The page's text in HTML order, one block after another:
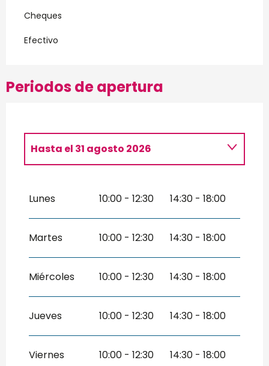
Cheques
Efectivo
Periodos de apertura
Del1 mayo 2026al 30 junio 2026
Hasta el 31 agosto 2026
septiembre 2026
Del19 octubre 2026al30 octubre
Lunes 10:00 - 12:30 14:30 - 18:00
Martes 10:00 - 12:30 14:30 - 18:00
Miércoles 10:00 - 12:30 14:30 - 18:00
Jueves 10:00 - 12:30 14:30 - 18:00
Viernes 10:00 - 12:30 14:30 - 18:00